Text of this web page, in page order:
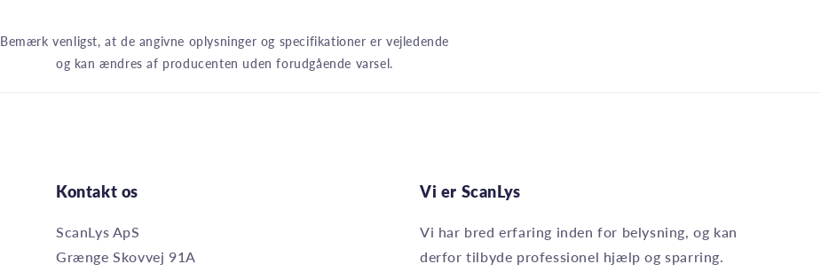
Bemærk venligst, at de angivne oplysninger og specifikationer er vejledende
og kan ændres af producenten uden forudgående varsel.
Kontakt os
ScanLys ApS
Grænge Skovvej 91A
Vi er ScanLys
Vi har bred erfaring inden for belysning, og kan
derfor tilbyde professionel hjælp og sparring.